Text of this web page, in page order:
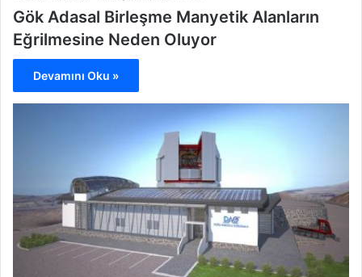
Gök Adasal Birleşme Manyetik Alanların
Eğrilmesine Neden Oluyor
Devamını Oku »